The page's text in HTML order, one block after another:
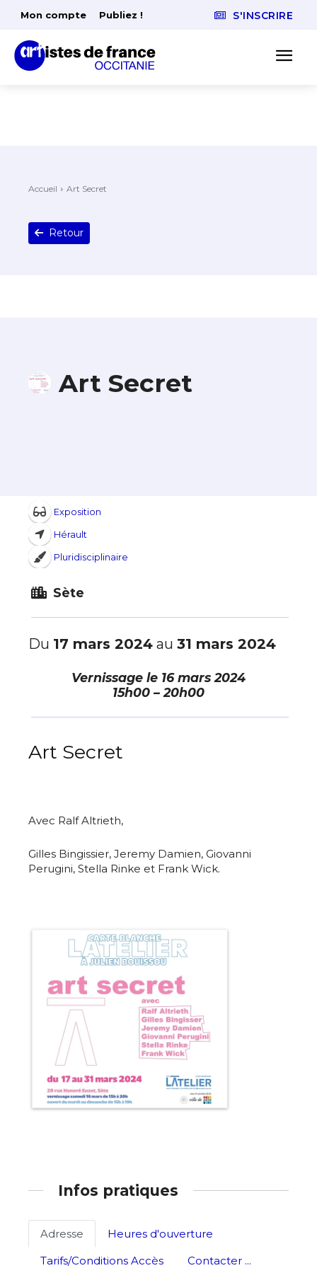
Adresse email*
Prénom
Adresse email*
Nom
Mon compte Publiez ! S'INSCRIRE
Accueil Art Secret
Retour
Art Secret
Exposition
Hérault
Pluridisciplinaire
Sète
Du 17 mars 2024 au 31 mars 2024
Vernissage le 16 mars 2024
15h00 – 20h00
Art Secret
Avec Ralf Altrieth,
Gilles Bingissier, Jeremy Damien, Giovanni
Perugini, Stella Rinke et Frank Wick.
Infos pratiques
Adresse
Heures d'ouverture
Tarifs/Conditions Accès
Contacter ...